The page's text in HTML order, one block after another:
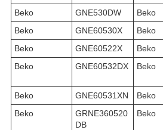
Beko
GNE530DW Beko
Beko
GNE60530X Beko
Beko
GNE60522X Beko
Beko
GNE60532DX Beko
Beko
GNE60531XN Beko
Beko
GRNE360520
DB
Beko